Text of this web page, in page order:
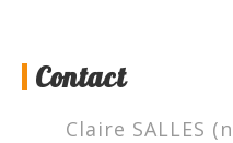
Contact
Claire SALLES